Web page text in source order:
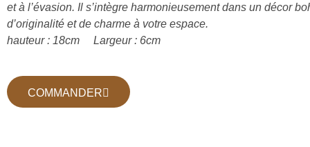
et à l’évasion. Il s’intègre harmonieusement dans un décor
d’originalité et de charme à votre espace.
hauteur : 18cm Largeur : 6cm
COMMANDER